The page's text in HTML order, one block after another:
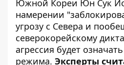
Южной Кореи Юн Сук
намерении
угрозу с Севера и
северокорейскому
агрессия будет
режима. Эксперты